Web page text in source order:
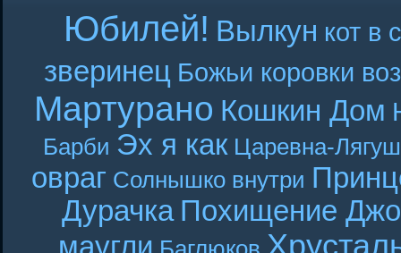
Юбилей! Вылкун кот в
зверинец Божьи коровки
Мартурано Кошкин Дом
Барби Эх я как Царевна-
овраг Солнышко внутри
Дурачка Похищение